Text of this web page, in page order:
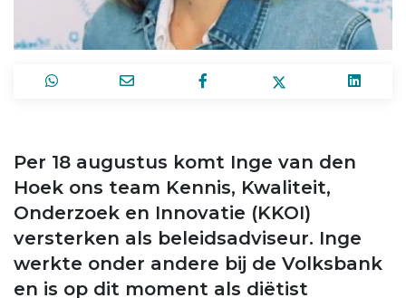
Per 18 augustus komt Inge van den
Hoek ons team Kennis, Kwaliteit,
Onderzoek en Innovatie (KKOI)
versterken als beleidsadviseur. Inge
werkte onder andere bij de Volksbank
en is op dit moment als diëtist